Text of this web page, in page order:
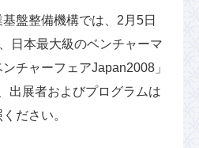
盤整備機構では、2月5日
日本最大級のベンチャーマ
チャーフェアJapan2008」
出展者およびプログラムは
ださい。